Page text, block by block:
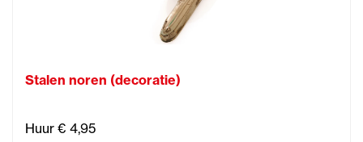
Stalen noren (decoratie)
Huur € 4,95